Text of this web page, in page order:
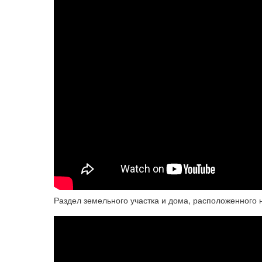
Раздел земельного участка и дома, расположенного